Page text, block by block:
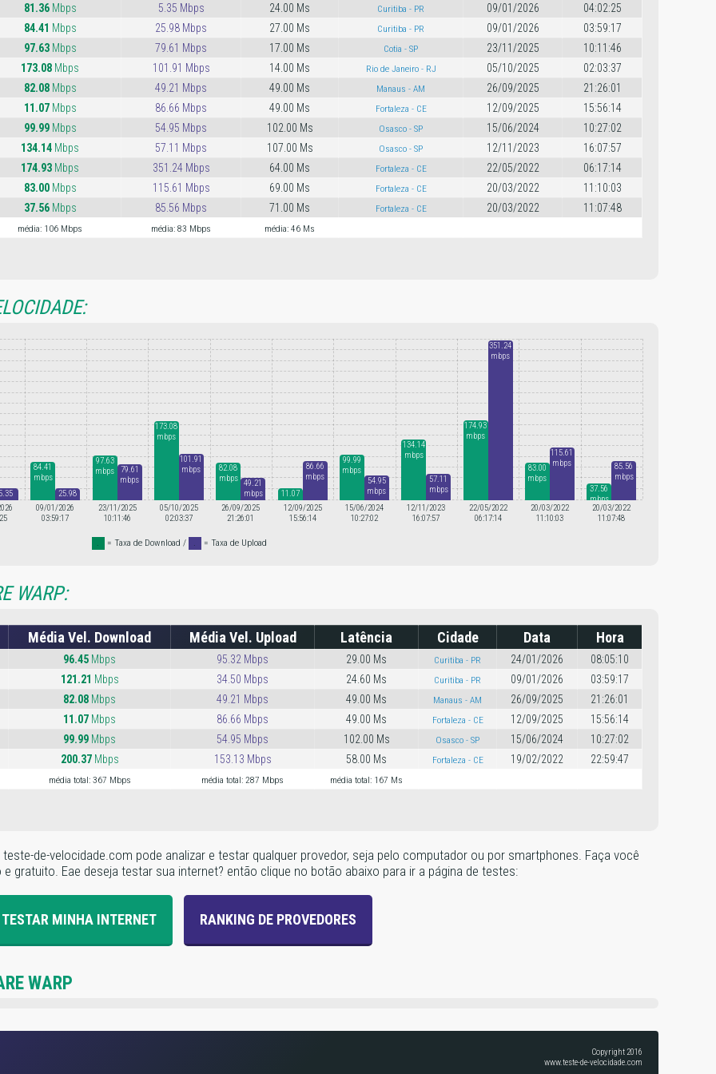
81.36Mbps 5.35 Mbps 24.00 Ms Curitiba - PR 09/01/2026
04:02:25
84.41 Mbps 25.98 Mbps 27.00 Ms Curitiba - PR 09/01/2026
03:59:17
97.63Mbps 79.61 Mbps 17.00 Ms Cotia - SP 23/11/2025
10:11:46
173.08 Mbps 101.91 Mbps 14.00 Ms Rio de Janeiro - RJ 05/10/2025
02:03:37
82.08Mbps 49.21 Mbps 49.00 Ms Manaus - AM 26/09/2025
21:26:01
11.07Mbps 86.66 Mbps 49.00 Ms Fortaleza - CE 12/09/2025
15:56:14
99.99Mbps 54.95 Mbps 102.00 Ms Osasco - SP 15/06/2024
10:27:02
134.14 Mbps 57.11 Mbps 107.00 Ms Osasco - SP 12/11/2023
16:07:57
174.93 Mbps 351.24 Mbps 64.00 Ms Fortaleza - CE 22/05/2022
06:17:14
83.00Mbps 115.61 Mbps 69.00 Ms Fortaleza - CE 20/03/2022
11:10:03
37.56Mbps 85.56 Mbps 71.00 Ms Fortaleza - CE 20/03/2022 11:07:48
média: 106 Mbps média: 83 Mbps média: 46 Ms
84.41
mbps
25.98
mbps
09/01/2026
03:59:17
97.63
mbps
79.61
mbps
23/11/2025
10:11:46
173.08
mbps
101.91
mbps
05/10/2025
02:03:37
82.08
mbps 49.21
mbps
26/09/2025
21:26:01
11.07
mbps
86.66
mbps
12/09/2025
15:56:14
99.99
mbps
54.95
mbps
15/06/2024
10:27:02
134.14
mbps
57.11
mbps
12/11/2023
16:07:57
174.93
mbps
351.24
mbps
22/05/2022
06:17:14
83.00
mbps
115.61
mbps
20/03/2022
11:10:03
37.56
mbps
85.56
mbps
20/03/2022
11:07:48
. = Taxa de Download / . = Taxa de Upload
WARP:
Média Vel. Download Média Vel. Upload Latência Cidade Data Hora
96.45 Mbps 95.32 Mbps 29.00 Ms Curitiba - PR 24/01/2026
08:05:10
121.21 Mbps 34.50 Mbps 24.60 Ms Curitiba - PR 09/01/2026
03:59:17
82.08 Mbps 49.21 Mbps 49.00 Ms Manaus - AM 26/09/2025
21:26:01
11.07 Mbps 86.66 Mbps 49.00 Ms Fortaleza - CE 12/09/2025
15:56:14
99.99 Mbps 54.95 Mbps 102.00 Ms Osasco - SP 15/06/2024
10:27:02
200.37Mbps 153.13 Mbps 58.00 Ms Fortaleza - CE 19/02/2022 22:59:47
média total: 367 Mbps média total: 287 Mbps média total: 167 Ms
de-velocidade.com pode analizar e testar qualquer provedor, seja pelo computador ou por smartphones. Faça você
gratuito. Eae deseja testar sua internet? então clique no botão abaixo para ir a página de testes:
TESTAR MINHA INTERNET RANKING DE PROVEDORES
WARP
Copyright 2016
www.teste-de-velocidade.com